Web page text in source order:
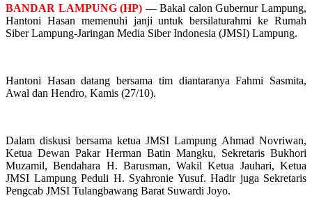
BANDAR LAMPUNG (HP) — Bakal calon Gubernur Lampung,
Hantoni Hasan memenuhi janji untuk bersilaturahmi ke Rumah
Siber Lampung-Jaringan Media Siber Indonesia (JMSI) Lampung.
Hantoni Hasan datang bersama tim diantaranya Fahmi Sasmita,
Awal dan Hendro, Kamis (27/10).
Dalam diskusi bersama ketua JMSI Lampung Ahmad Novriwan,
Ketua Dewan Pakar Herman Batin Mangku, Sekretaris Bukhori
Muzamil, Bendahara H. Barusman, Wakil Ketua Jauhari, Ketua
JMSI Lampung Peduli H. Syahronie Yusuf. Hadir juga Sekretaris
Pengcab JMSI Tulangbawang Barat Suwardi Joyo.